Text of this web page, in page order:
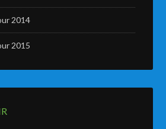
2014
2015